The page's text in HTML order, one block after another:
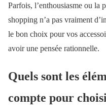
Parfois, l’enthousiasme ou la
shopping n’a pas vraiment
le bon choix pour vos
avoir une pensée rationnelle.
Quels sont les
compte pour